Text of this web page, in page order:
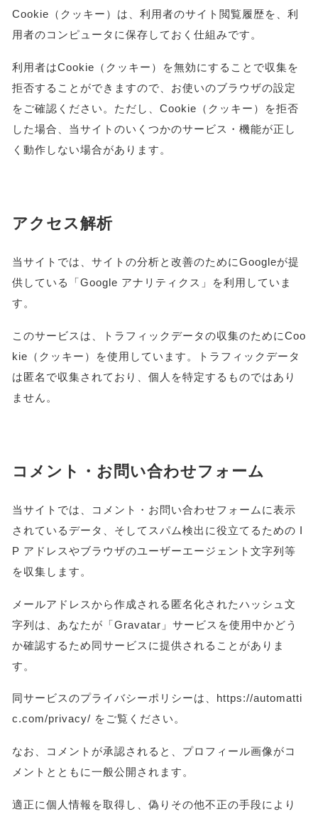
Cookie（クッキー）は、利用者のサイト閲覧履歴を、利
用者のコンピュータに保存しておく仕組みです。
利用者はCookie（クッキー）を無効にすることで収集を
拒否することができますので、お使いのブラウザの設定
をご確認ください。ただし、Cookie（クッキー）を拒否
した場合、当サイトのいくつかのサービス・機能が正し
く動作しない場合があります。
アクセス解析
当サイトでは、サイトの分析と改善のためにGoogleが提
供している「Google アナリティクス」を利用していま
す。
このサービスは、トラフィックデータの収集のためにCoo
kie（クッキー）を使用しています。トラフィックデータ
は匿名で収集されており、個人を特定するものではあり
ません。
コメント・お問い合わせフォーム
当サイトでは、コメント・お問い合わせフォームに表示
されているデータ、そしてスパム検出に役立てるための I
P アドレスやブラウザのユーザーエージェント文字列等
を収集します。
メールアドレスから作成される匿名化されたハッシュ文
字列は、あなたが「Gravatar」サービスを使用中かどう
か確認するため同サービスに提供されることがありま
す。
同サービスのプライバシーポリシーは、https://automatti
c.com/privacy/ をご覧ください。
なお、コメントが承認されると、プロフィール画像がコ
メントとともに一般公開されます。
適正に個人情報を取得し、偽りその他不正の手段により